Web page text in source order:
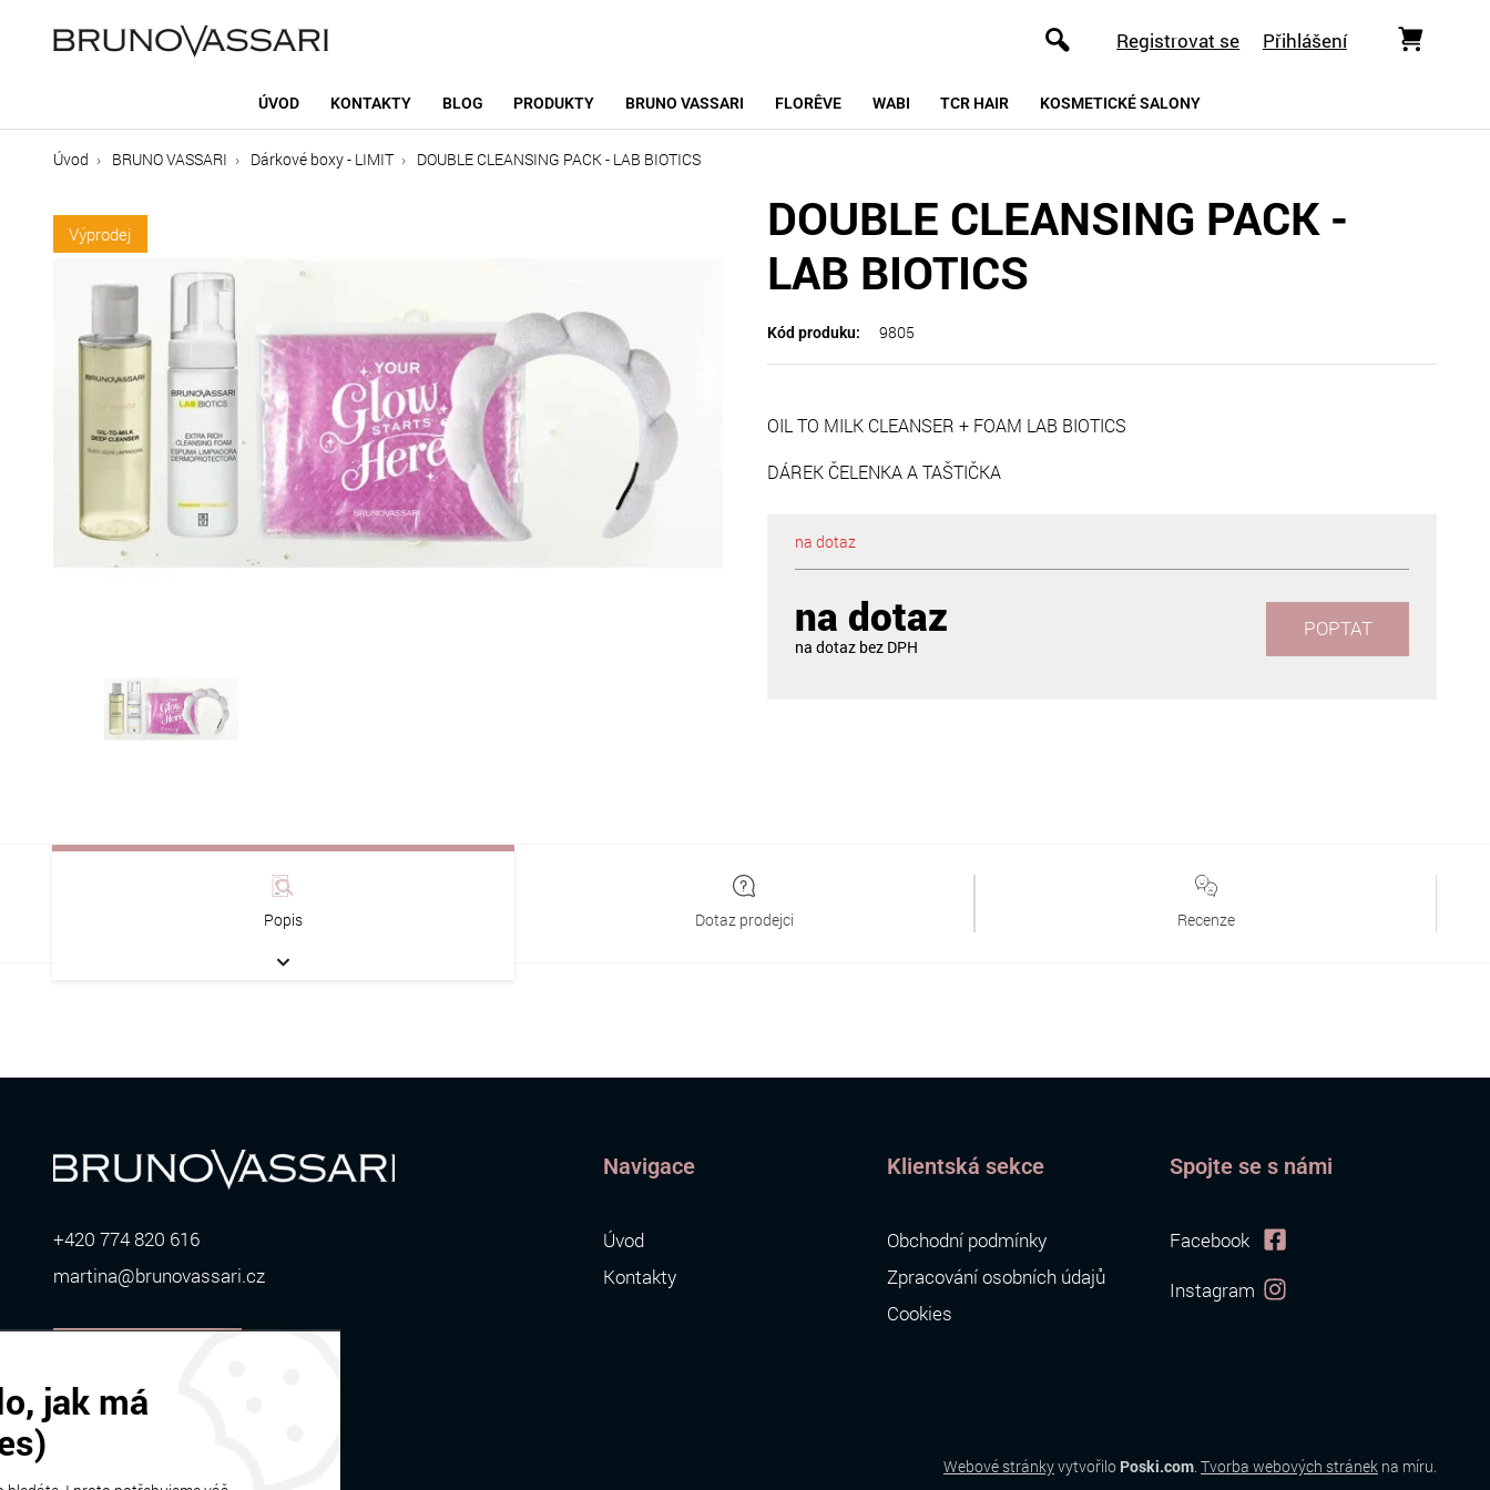
Registrovat se Přihlášení
ÚVOD KONTAKTY BLOG PRODUKTY BRUNO VASSARI FLORÊVE WABI TCR HAIR KOSMETICKÉ SALONY
Úvod BRUNO VASSARI Dárkové boxy - LIMIT DOUBLE CLEANSING PACK - LAB BIOTICS
DOUBLE CLEANSING PACK -
LAB BIOTICS
Kód produku: 9805
OIL TO MILK CLEANSER + FOAM LAB BIOTICS
DÁREK ČELENKA A TAŠTIČKA
Výprodej
na dotaz
na dotaz
na dotaz
POPTAT
Popis Dotaz prodejci Recenze
+420 774 820 616
martina@brunovassari.cz
Navigace
Úvod
Kontakty
Klientská sekce
Obchodní podmínky
Zpracování osobních údajů
Cookies
Spojte se s námi
Facebook
Instagram
Webové stránkyvytvořilo Poski.com. Tvorba webových stránek na míru.
jak má